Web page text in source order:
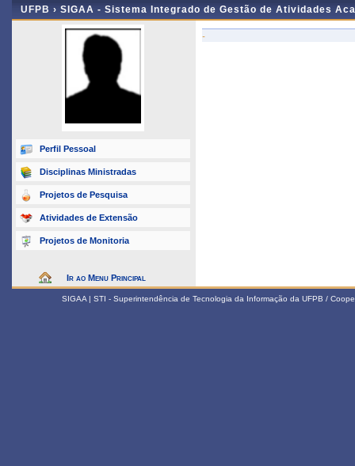
UFPB › SIGAA - Sistema Integrado de Gestão de Atividades
Perfil Pessoal
Disciplinas Ministradas
Projetos de Pesquisa
Atividades de Extensão
Projetos de Monitoria
Ir ao Menu Principal
-
SIGAA | STI - Superintendência de Tecnologia da Informação da UFPB /